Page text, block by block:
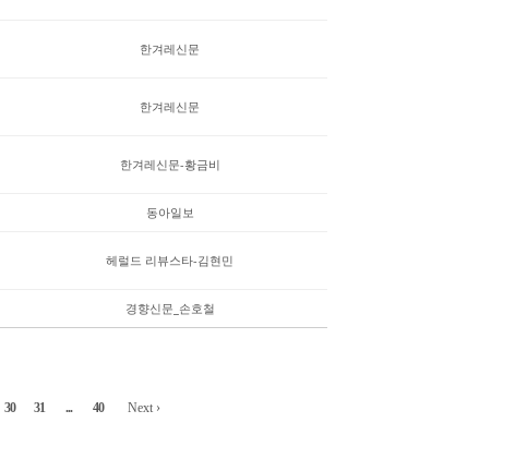
한겨레신문
한겨레신문
한겨레신문-황금비
동아일보
헤럴드 리뷰스타-김현민
경향신문_손호철
30 31 ... 40 Next ›